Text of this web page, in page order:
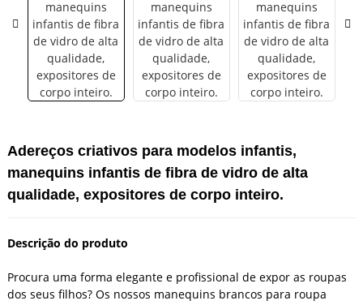
Adereços criativos para modelos infantis,
manequins infantis de fibra de vidro de alta
qualidade, expositores de corpo inteiro.
Descrição do produto
Procura uma forma elegante e profissional de expor as roupas
dos seus filhos? Os nossos manequins brancos para roupa